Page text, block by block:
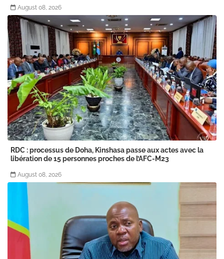
August 08, 2026
RDC : processus de Doha, Kinshasa passe aux actes avec la
libération de 15 personnes proches de l’AFC-M23
August 08, 2026